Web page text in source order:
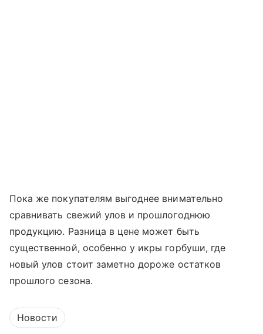
Пока же покупателям выгоднее внимательно
сравнивать свежий улов и прошлогоднюю
продукцию. Разница в цене может быть
существенной, особенно у икры горбуши, где
новый улов стоит заметно дороже остатков
прошлого сезона.
Новости